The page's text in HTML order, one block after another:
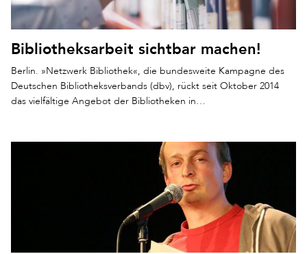
Bibliotheksarbeit sichtbar machen!
Berlin. »Netzwerk Bibliothek«, die bundesweite Kampagne des
Deutschen Bibliotheksverbands (dbv), rückt seit Oktober 2014
das vielfältige Angebot der Bibliotheken in…